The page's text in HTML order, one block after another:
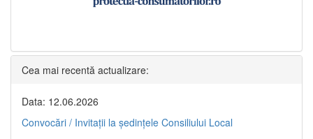
Cea mai recentă actualizare:
Data: 12.06.2026
Convocări / Invitaţii la şedinţele Consiliului Local